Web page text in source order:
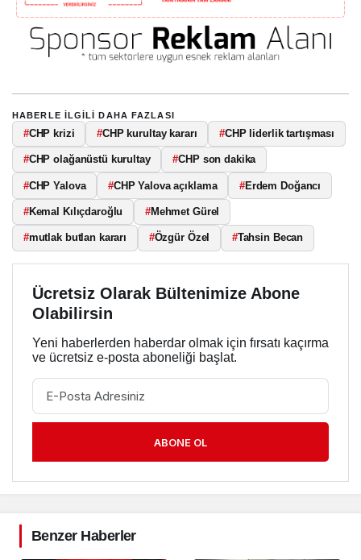
HABERLE ILGILI DAHA FAZLASI
#CHP krizi #CHP kurultay kararı #CHP liderlik tartışması
#CHP olağanüstü kurultay #CHP son dakika
#CHP Yalova #CHP Yalova açıklama #Erdem Doğancı
#Kemal Kılıçdaroğlu #Mehmet Gürel
#mutlak butlan kararı #Özgür Özel #Tahsin Becan
Ücretsiz Olarak Bültenimize Abone
Olabilirsin
Yeni haberlerden haberdar olmak için fırsatı kaçırma
ve ücretsiz e-posta aboneliği başlat.
ABONE OL
Benzer Haberler